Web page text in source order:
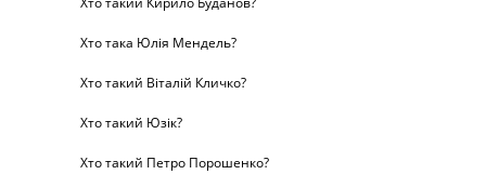
Хто така Юлія Мендель?
Хто такий Віталій Кличко?
Хто такий Юзік?
Хто такий Петро Порошенко?